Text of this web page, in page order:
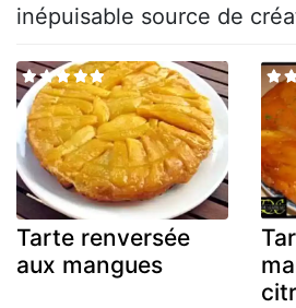
inépuisable source de
Tarte renversée
aux mangues